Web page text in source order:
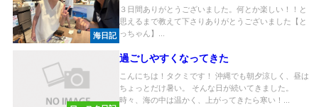
海日記
３日間ありがとうございました。何とか楽しい！！と
思えるまで教えて下さりありがとうございました【と
っちゃん】...
過ごしやすくなってきた
こんにちは！タクミです！ 沖縄でも朝夕涼しく、昼は
ちょっとだけ暑い。 そんな日が続いてきました。
時々、海の中は温かく、上がってきたら寒い！...